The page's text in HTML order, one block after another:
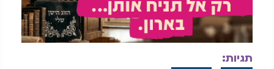
עם זאת, החוקרים מזכירים כי ההשפעה החיובית
שנמצאה מתייחסת לריח הגוף בלבד ולא לריח הפה.
לדבריהם, שום עדיין עלול לגרום לריח נשימה לא נעים,
גם אם הוא משפיע לטובה דווקא על ריח הזיעה.
תגיות: